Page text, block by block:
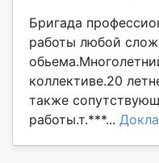
Бригада
работы любой
коллективе.20
также
работы.т.***...